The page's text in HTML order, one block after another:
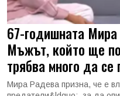
67-годишната
Мъжът, който ще
трябва много да
Мира Радева призна, че е